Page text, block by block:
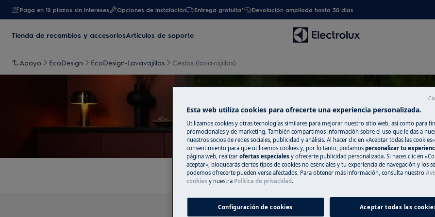
Paga en 12 plazos sin intereses Opciones de instalación Entrega gratuita* Devolución ampliada hasta 30 días
Tienda de recambios y accesoriosArtículos de soporte
Apoyo EcoDesign EcoDesign-Lavavajillas Cestos (lavavajillas)
Apoyo para Cestos
Esta web utiliza cookies para ofrecerte una experiencia personalizada.
Utilizamos cookies y otras tecnologías similares para mejorar nuestro sitio web, así como para
promocionales y de marketing. También compartimos información sobre el uso que le das a
nuestros socios de redes sociales, publicidad y análisis. Al hacer clic en «Aceptar todas las
consentimiento para que utilicemos cookies y, por lo tanto, podamos personalizar tu
página web, realizar ofertas especiales y ofrecerte publicidad personalizada. Si haces clic en
aceptar», bloquearás ciertos tipos de cookies no esenciales y tu experiencia de navegación y los
podemos ofrecerte pueden verse afectados. Para obtener más información, consulta nuestro
cookies y nuestra Política de privacidad.
Configuración de cookies Aceptar todas las